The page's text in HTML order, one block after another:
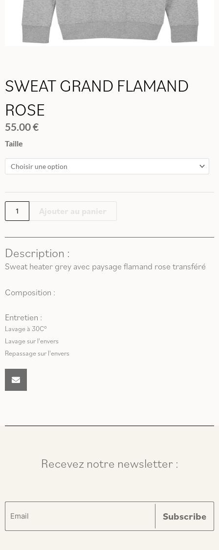
SWEAT GRAND FLAMAND
ROSE
55.00€
Taille
quantité
SWEAT
GRAND
ROSE
Ajouter au panier
Description :
Sweat heater grey avec paysage flamand rose transféré
Composition :
Entretien :
Lavage à 30C°
Lavage sur l'envers
Repassage sur l'envers
Recevez notre newsletter :